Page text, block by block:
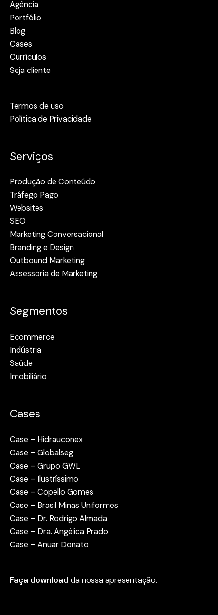
Agência
Portfólio
Blog
Cases
Currículos
Seja cliente
Termos de uso
Política de Privacidade
Serviços
Produção de Conteúdo
Tráfego Pago
Websites
SEO
Marketing Conversacional
Branding e Design
Outbound Marketing
Assessoria de Marketing
Segmentos
Ecommerce
Indústria
Saúde
Imobiliário
Cases
Case – Hidrauconex
Case – Globalseg
Case – Grupo GWL
Case – Ilustríssimo
Case – Copello Gomes
Case – Brasil Minas Uniformes
Case – Dr. Rodrigo Almada
Case – Dra. Angélica Prado
Case – Anuar Donato
Faça download da nossa apresentação.